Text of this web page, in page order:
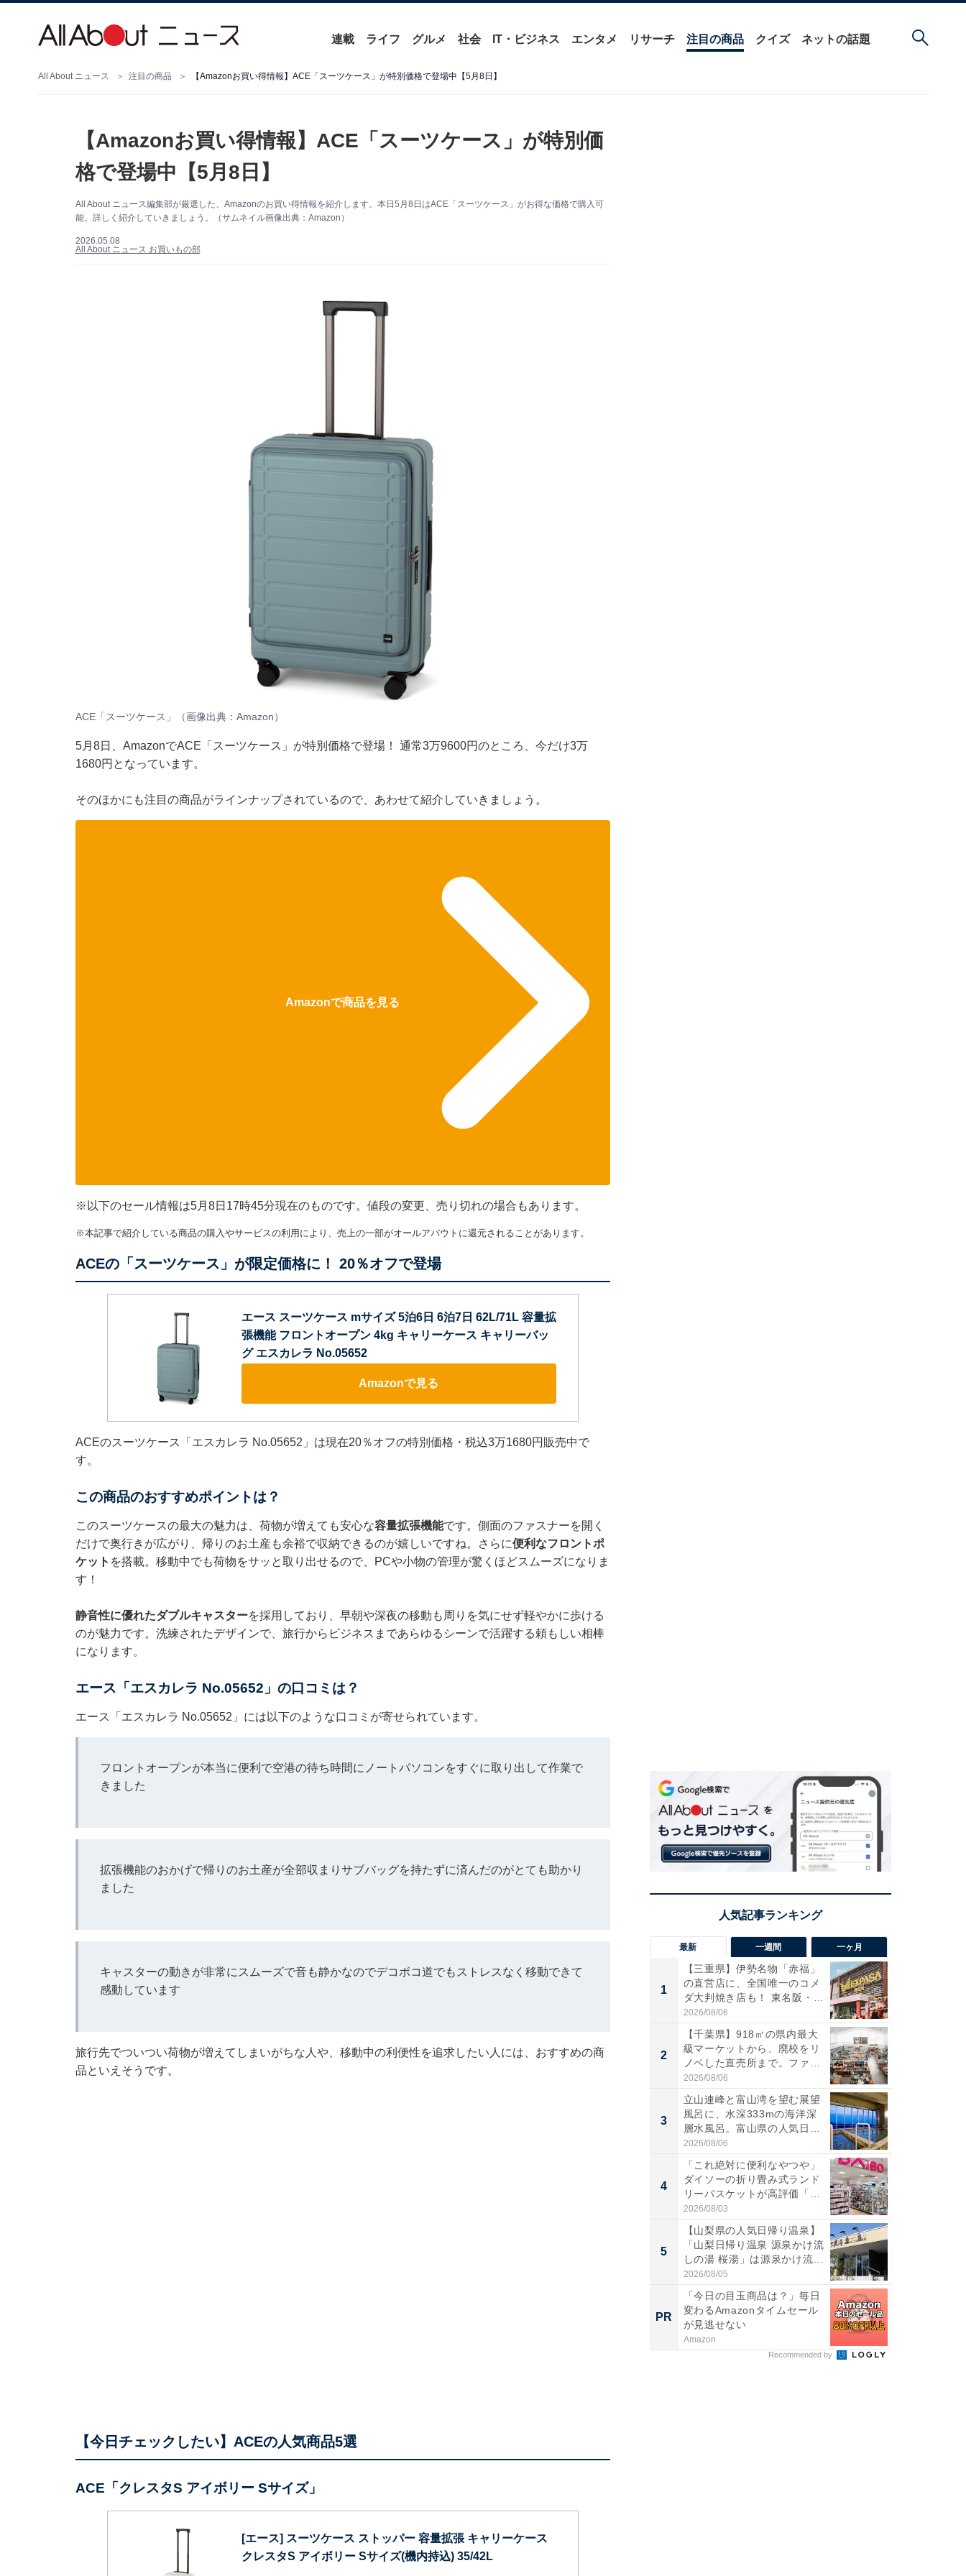
連載 ライフ グルメ 社会 IT・ビジネス エンタメ リサーチ 注目の商品 クイズ ネットの話題
All About ニュース 注目の商品 【Amazonお買い得情報】ACE「スーツケース」が特別価格で登場中【5月8日】
【Amazonお買い得情報】ACE「スーツケース」が特別価
格で登場中【5月8日】
All About ニュース編集部が厳選した、Amazonのお買い得情報を紹介します。本日5月8日はACE「スーツケース」がお得な価格で購入可
能。詳しく紹介していきましょう。（サムネイル画像出典：Amazon）
2026.05.08
All About ニュース お買いもの部
ACE「スーツケース」（画像出典：Amazon）
5月8日、 AmazonでACE「スーツケース」が特別価格で登場！ 通常3万9600円のところ、今だけ3万
1680円となっています。
そのほかにも注目の商品がラインナップされているので、あわせて紹介していきましょう。
Amazonで商品を見る
※以下のセール情報は5月8日17時45分現在のものです。値段の変更、売り切れの場合もあります。
※本記事で紹介している商品の購入やサービスの利用により、売上の一部がオールアバウトに還元されることがあります。
ACEの「スーツケース」が限定価格に！ 20％オフで登場
エース スーツケース mサイズ 5泊6日 6泊7日 62L/71L 容量拡
張機能 フロントオープン 4kg キャリーケース キャリーバッ
グ エスカレラ No.05652
Amazonで見る
ACEのスーツケース「エスカレラ No.05652」は現在20％オフの特別価格・税込3万1680円販売中で
す。
この商品のおすすめポイントは？
このスーツケースの最大の魅力は、荷物が増えても安心な容量拡張機能です。側面のファスナーを開く
だけで奥行きが広がり、帰りのお土産も余裕で収納できるのが嬉しいですね。さらに便利なフロントポ
ケット を搭載。移動中でも荷物をサッと取り出せるので、PCや小物の管理が驚くほどスムーズになりま
す！
静音性に優れたダブルキャスターを採用しており、早朝や深夜の移動も周りを気にせず軽やかに歩ける
のが魅力です。洗練されたデザインで、旅行からビジネスまであらゆるシーンで活躍する頼もしい相棒
になります。
エース「エスカレラ No.05652」の口コミは？
エース「エスカレラ No.05652」には以下のような口コミが寄せられています。
フロントオープンが本当に便利で空港の待ち時間にノートパソコンをすぐに取り出して作業で
きました
拡張機能のおかげで帰りのお土産が全部収まりサブバッグを持たずに済んだのがとても助かり
ました
キャスターの動きが非常にスムーズで音も静かなのでデコボコ道でもストレスなく移動できて
感動しています
旅行先でついつい荷物が増えてしまいがちな人や、移動中の利便性を追求したい人には、おすすめの商
品といえそうです。
【今日チェックしたい】ACEの人気商品5選
ACE「クレスタS アイボリー Sサイズ」
[エース] スーツケース ストッパー 容量拡張 キャリーケース
クレスタS アイボリー Sサイズ(機内持込) 35/42L
最新 一週間 一ヶ月
1
【三重県】伊勢名物「赤福」
の直営店に、全国唯一のコメ
ダ大判焼き店も！ 東名阪・
伊...
2026/08/06
2
【千葉県】918㎡の県内最大
級マーケットから、廃校をリ
ノベした直売所まで。ファ
ー...
2026/08/06
3
立山連峰と富山湾を望む展望
風呂に、水深333mの海洋深
層水風呂。富山県の人気日
帰...
2026/08/06
4
「これ絶対に便利なやつや」
ダイソーの折り畳み式ランド
リーバスケットが高評価「使
わ...
2026/08/03
5
【山梨県の人気日帰り温泉】
「山梨日帰り温泉 源泉かけ流
しの湯 桜湯」は源泉かけ流...
2026/08/05
PR
「今日の目玉商品は？」毎日
変わるAmazonタイムセール
が見逃せない
Amazon
Recommended by